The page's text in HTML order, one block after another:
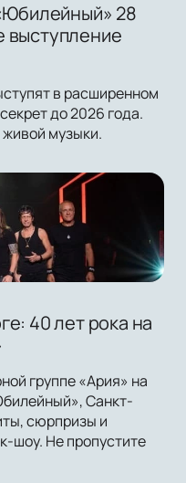
28
выступление
в расширенном
до 2026 года.
музыки.
40 лет рока на
группе «Ария» на
Санкт-
сюрпризы и
шоу. Не пропустите